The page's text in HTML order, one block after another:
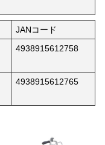
JANコード
4938915612758
4938915612765